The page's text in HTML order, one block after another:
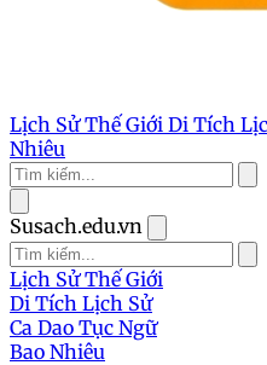
Lịch Sử Thế Giới Di Tích
Nhiêu
Susach.edu.vn
Lịch Sử Thế Giới
Di Tích Lịch Sử
Ca Dao Tục Ngữ
Bao Nhiêu